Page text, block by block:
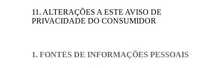
11. ALTERAÇÕES A ESTE AVISO DE
PRIVACIDADE DO CONSUMIDOR
1. FONTES DE INFORMAÇÕES PESSOAIS